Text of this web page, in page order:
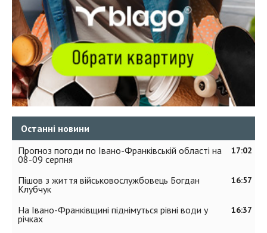
Останні новини
17:02
Прогноз погоди по Івано-Франківській області на
08-09 серпня
16:57
Пішов з життя військовослужбовець Богдан
Клубчук
16:37
На Івано-Франківщині піднімуться рівні води у
річках